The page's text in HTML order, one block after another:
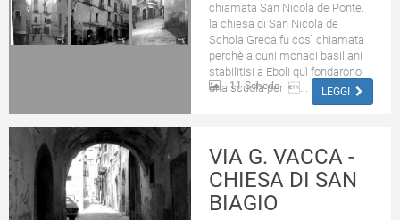
chiamata San Nicola de Ponte,
la chiesa di San Nicola de
Schola Greca fu così chiamata
perchè alcuni monaci basiliani
stabilitisi a Eboli quì fondarono
una scuola per l...
11 Schede LEGGI
VIA G. VACCA -
CHIESA DI SAN
BIAGIO